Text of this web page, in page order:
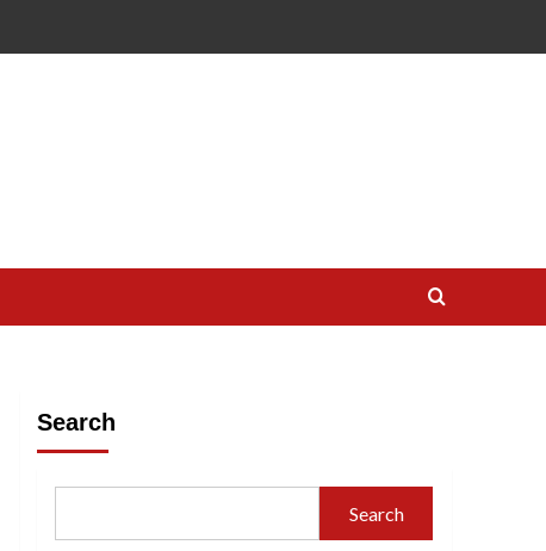
Search
Search